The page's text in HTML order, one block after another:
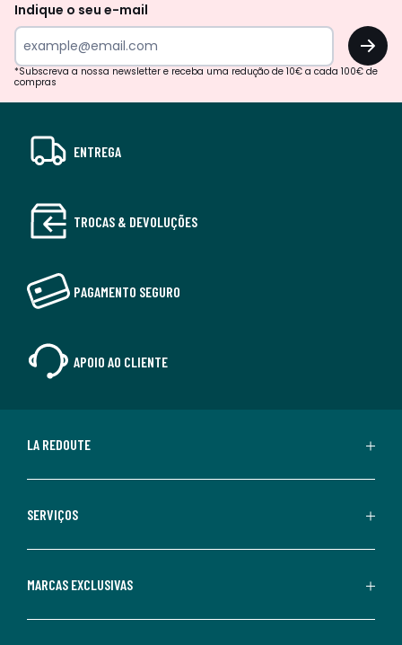
Indique o seu e-mail
OK
*Subscreva a nossa newsletter e receba uma redução de 10€ a cada 100€ de
compras
ENTREGA
TROCAS & DEVOLUÇÕES
PAGAMENTO SEGURO
APOIO AO CLIENTE
LA REDOUTE
SERVIÇOS
MARCAS EXCLUSIVAS